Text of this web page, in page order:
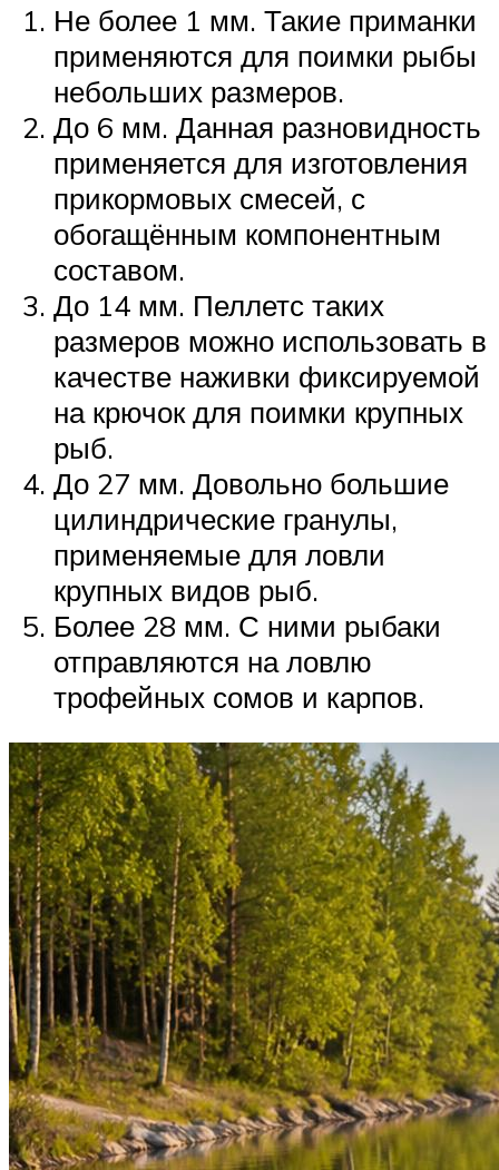
Не более 1 мм. Такие приманки
применяются для поимки рыбы
небольших размеров.
До 6 мм. Данная разновидность
применяется для изготовления
прикормовых смесей, с
обогащённым компонентным
составом.
До 14 мм. Пеллетс таких
размеров можно использовать в
качестве наживки фиксируемой
на крючок для поимки крупных
рыб.
До 27 мм. Довольно большие
цилиндрические гранулы,
применяемые для ловли
крупных видов рыб.
Более 28 мм. С ними рыбаки
отправляются на ловлю
трофейных сомов и карпов.